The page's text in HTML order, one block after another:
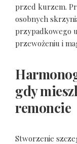
przed kurzem.
osobnych
przypadkowego
przewożeniu i
gdy
remoncie
Stworzenie